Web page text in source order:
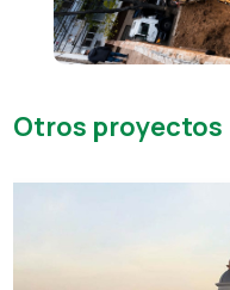
Otros proyectos